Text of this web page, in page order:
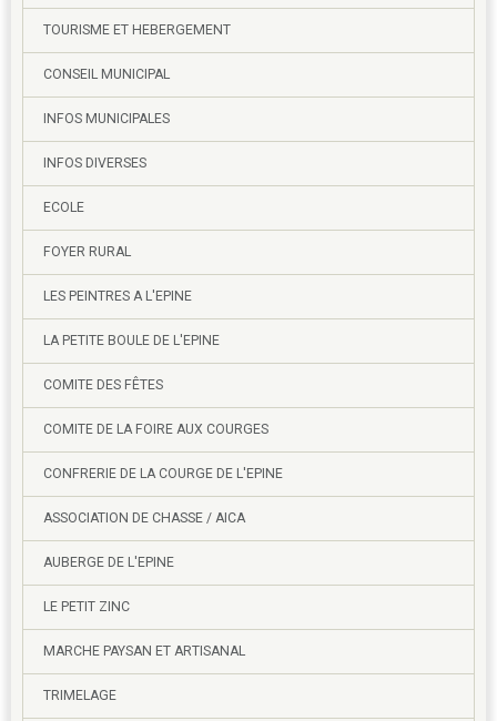
TOURISME ET HEBERGEMENT
CONSEIL MUNICIPAL
INFOS MUNICIPALES
INFOS DIVERSES
ECOLE
FOYER RURAL
LES PEINTRES A L'EPINE
LA PETITE BOULE DE L'EPINE
COMITE DES FÊTES
COMITE DE LA FOIRE AUX COURGES
CONFRERIE DE LA COURGE DE L'EPINE
ASSOCIATION DE CHASSE / AICA
AUBERGE DE L'EPINE
LE PETIT ZINC
MARCHE PAYSAN ET ARTISANAL
TRIMELAGE